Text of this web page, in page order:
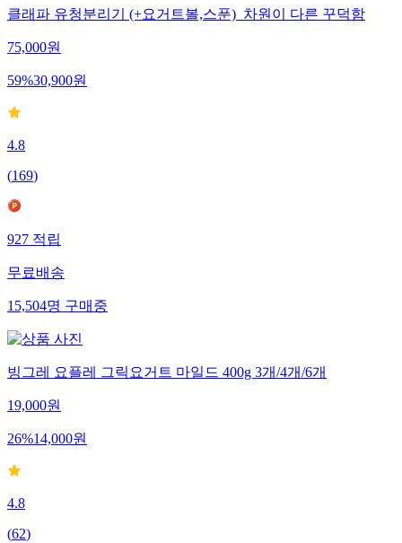
클래파 유청분리기 (+요거트볼,스푼)_차원이 다른 꾸덕함
75,000원
59%30,900원
4.8
(169)
927 적립
무료배송
15,504명 구매중
빙그레 요플레 그릭요거트 마일드 400g 3개/4개/6개
19,000원
26%14,000원
4.8
(62)